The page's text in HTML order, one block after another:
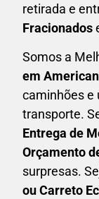
retirada e
Fracionados
Somos a
em
caminhões e
transporte.
Entrega de
Orçamento
surpresas.
ou Carreto